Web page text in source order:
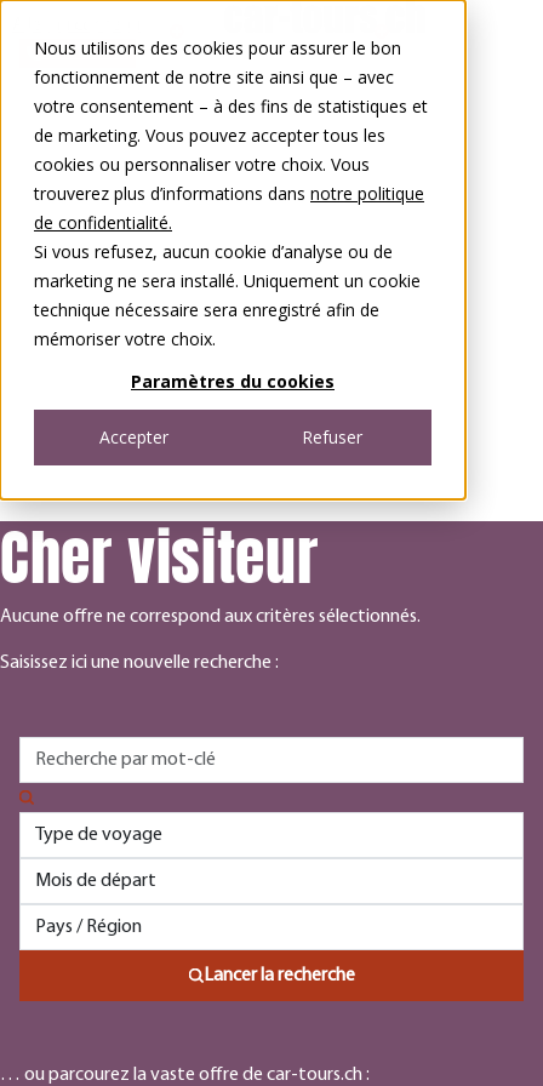
Nous utilisons des cookies pour assurer le bon
fonctionnement de notre site ainsi que – avec
votre consentement – à des fins de statistiques et
de marketing. Vous pouvez accepter tous les
cookies ou personnaliser votre choix. Vous
trouverez plus d’informations dans notre politique
de confidentialité.
Si vous refusez, aucun cookie d’analyse ou de
marketing ne sera installé. Uniquement un cookie
technique nécessaire sera enregistré afin de
mémoriser votre choix.
Paramètres du cookies
Accepter Refuser
0848 00 77 88
Cher visiteur
Aucune offre ne correspond aux critères sélectionnés.
Saisissez ici une nouvelle recherche :
Lancer la recherche
… ou parcourez la vaste offre de car-tours.ch :